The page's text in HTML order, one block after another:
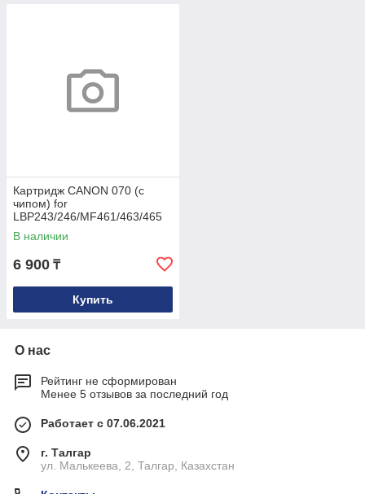
Картридж CANON 070 (с
чипом) for
LBP243/246/MF461/463/465
(10.2K) Euro Print
В наличии
6 900 ₸
Купить
О нас
Рейтинг не сформирован
Менее 5 отзывов за последний год
Работает с 07.06.2021
г. Талгар
ул. Малькеева, 2, Талгар, Казахстан